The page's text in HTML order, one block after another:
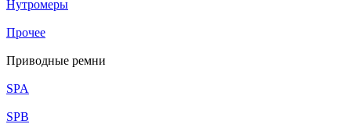
Нутромеры
Прочее
Приводные ремни
SPA
SPB